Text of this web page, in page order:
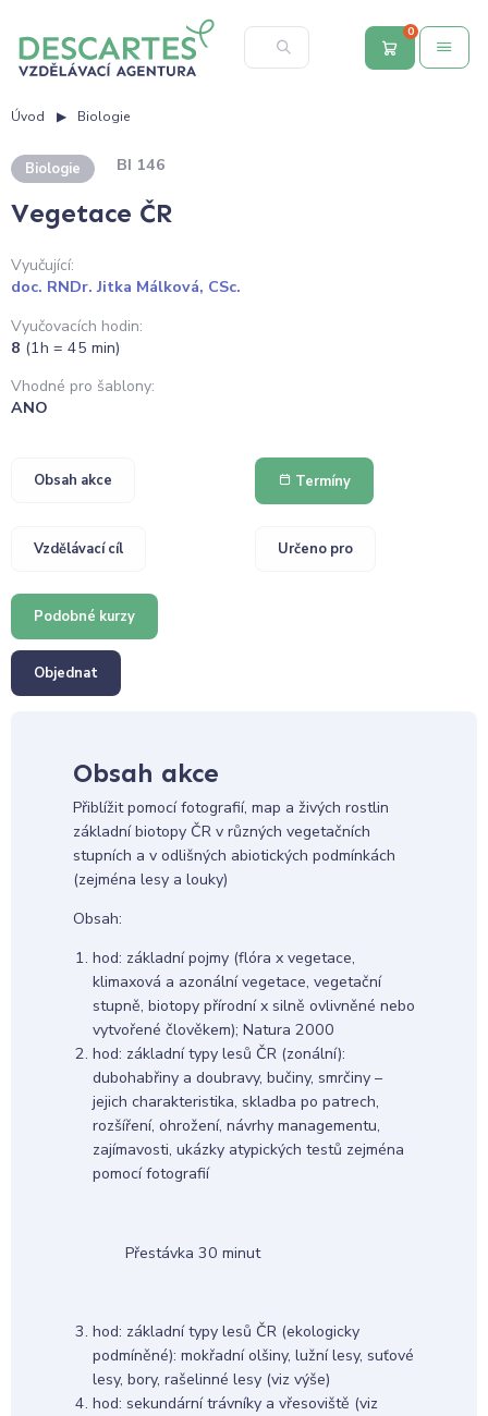
0
Úvod Biologie
Biologie BI 146
Vegetace ČR
Vyučující:
doc. RNDr. Jitka Málková, CSc.
Vyučovacích hodin:
8 (1h = 45 min)
Vhodné pro šablony:
ANO
Obsah akce Termíny
Vzdělávací cíl Určeno pro
Podobné kurzy
Objednat
Obsah akce
Přiblížit pomocí fotografií, map a živých rostlin
základní biotopy ČR v různých vegetačních
stupních a v odlišných abiotických podmínkách
(zejména lesy a louky)
Obsah:
hod: základní pojmy (flóra x vegetace,
klimaxová a azonální vegetace, vegetační
stupně, biotopy přírodní x silně ovlivněné nebo
vytvořené člověkem); Natura 2000
hod: základní typy lesů ČR (zonální):
dubohabřiny a doubravy, bučiny, smrčiny –
jejich charakteristika, skladba po patrech,
rozšíření, ohrožení, návrhy managementu,
zajímavosti, ukázky atypických testů zejména
pomocí fotografií
Přestávka 30 minut
hod: základní typy lesů ČR (ekologicky
podmíněné): mokřadní olšiny, lužní lesy, suťové
lesy, bory, rašelinné lesy (viz výše)
hod: sekundární trávníky a vřesoviště (viz